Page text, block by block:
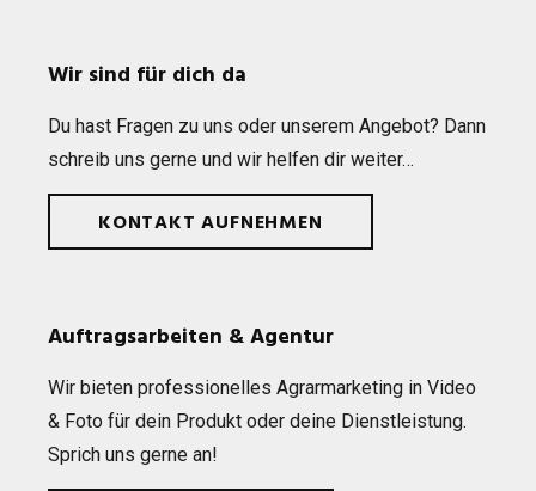
Wir sind für dich da
Du hast Fra­gen zu uns oder unse­rem Ange­bot? Dann
schreib uns gerne und wir hel­fen dir weiter…
KONTAKT AUFNEHMEN
Auftragsarbeiten & Agentur
Wir bie­ten pro­fes­sio­nel­les Agrar­mar­ke­ting in Video
& Foto für dein Pro­dukt oder deine Dienst­leis­tung.
Sprich uns gerne an!